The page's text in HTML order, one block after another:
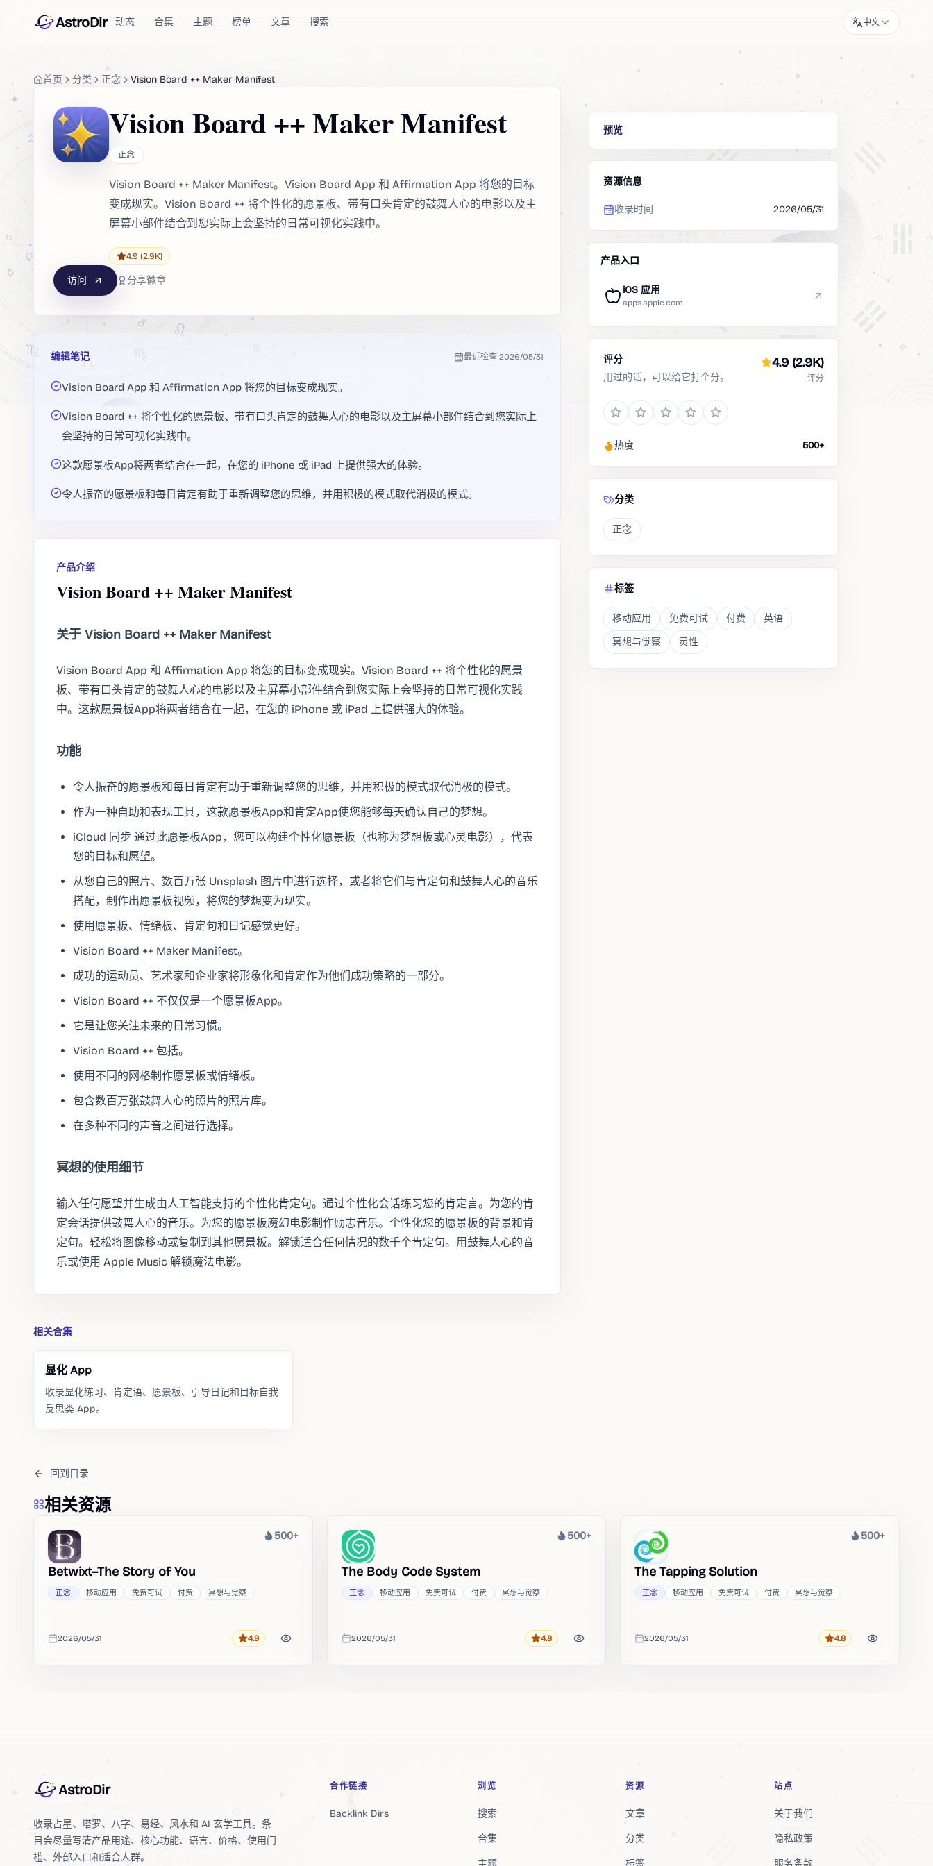
AstroDir 动态 合集 主题 榜单 文章 搜索 中文
首页 分类 正念 Vision Board ++ Maker Manifest
Vision Board ++ Maker Manifest
正念
Vision Board ++ Maker Manifest。Vision Board App 和 Affirmation App 将您的目标
变成现实。Vision Board ++ 将个性化的愿景板、带有口头肯定的鼓舞人心的电影以及主
屏幕小部件结合到您实际上会坚持的日常可视化实践中。
4.9 (2.9K)
访问 分享徽章
编辑笔记 最近检查 2026/05/31
Vision Board App 和 Affirmation App 将您的目标变成现实。
Vision Board ++ 将个性化的愿景板、带有口头肯定的鼓舞人心的电影以及主屏幕小部件结合到您实际上
会坚持的日常可视化实践中。
这款愿景板App将两者结合在一起，在您的 iPhone 或 iPad 上提供强大的体验。
令人振奋的愿景板和每日肯定有助于重新调整您的思维，并用积极的模式取代消极的模式。
产品介绍
Vision Board ++ Maker Manifest
关于 Vision Board ++ Maker Manifest
Vision Board App 和 Affirmation App 将您的目标变成现实。Vision Board ++ 将个性化的愿景
板、带有口头肯定的鼓舞人心的电影以及主屏幕小部件结合到您实际上会坚持的日常可视化实践
中。这款愿景板App将两者结合在一起，在您的 iPhone 或 iPad 上提供强大的体验。
功能
令人振奋的愿景板和每日肯定有助于重新调整您的思维，并用积极的模式取代消极的模式。
作为一种自助和表现工具，这款愿景板App和肯定App使您能够每天确认自己的梦想。
iCloud 同步 通过此愿景板App，您可以构建个性化愿景板（也称为梦想板或心灵电影），代表
您的目标和愿望。
从您自己的照片、数百万张 Unsplash 图片中进行选择，或者将它们与肯定句和鼓舞人心的音乐
搭配，制作出愿景板视频，将您的梦想变为现实。
使用愿景板、情绪板、肯定句和日记感觉更好。
Vision Board ++ Maker Manifest。
成功的运动员、艺术家和企业家将形象化和肯定作为他们成功策略的一部分。
Vision Board ++ 不仅仅是一个愿景板App。
它是让您关注未来的日常习惯。
Vision Board ++ 包括。
使用不同的网格制作愿景板或情绪板。
包含数百万张鼓舞人心的照片的照片库。
在多种不同的声音之间进行选择。
冥想的使用细节
输入任何愿望并生成由人工智能支持的个性化肯定句。通过个性化会话练习您的肯定言。为您的肯
定会话提供鼓舞人心的音乐。为您的愿景板魔幻电影制作励志音乐。个性化您的愿景板的背景和肯
定句。轻松将图像移动或复制到其他愿景板。解锁适合任何情况的数千个肯定句。用鼓舞人心的音
乐或使用 Apple Music 解锁魔法电影。
相关合集
显化 App
收录显化练习、肯定语、愿景板、引导日记和目标自我
反思类 App。
回到目录
预览
资源信息
收录时间 2026/05/31
产品入口
iOS 应用
apps.apple.com
评分
用过的话，可以给它打个分。
4.9 (2.9K)
评分
热度 500+
分类
正念
标签
移动应用 免费可试 付费
英语
冥想与觉察
灵性
相关资源
热度
500+
Betwixt–The Story of You
正念 移动应用 免费可试 付费 冥想与觉察
收录时间
2026/05/31 评分4.9
热度
500+
The Body Code System
正念 移动应用 免费可试 付费 冥想与觉察
收录时间
2026/05/31 评分4.8
热度
500+
The Tapping Solution
正念 移动应用 免费可试 付费 冥想与觉察
收录时间
2026/05/31 评分4.8
AstroDir
收录占星、塔罗、八字、易经、风水和 AI 玄学工具。条
目会尽量写清产品用途、核心功能、语言、价格、使用门
槛、外部入口和适合人群。
合作链接
Backlink Dirs
浏览
搜索
合集
主题
资源
文章
分类
标签
站点
关于我们
隐私政策
服务条款